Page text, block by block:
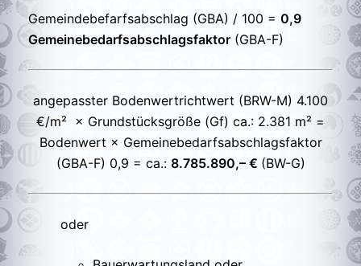
Gemeindebefarfsabschlag (GBA) / 100 = 0,9
Gemeinebedarfsabschlagsfaktor (GBA-F)
angepasster Bodenwertrichtwert (BRW-M) 4.100
€/m² × Grundstücksgröße (Gf) ca.: 2.381 m² =
Bodenwert × Gemeinebedarfsabschlagsfaktor
(GBA-F) 0,9 = ca.: 8.785.890,– € (BW-G)
oder